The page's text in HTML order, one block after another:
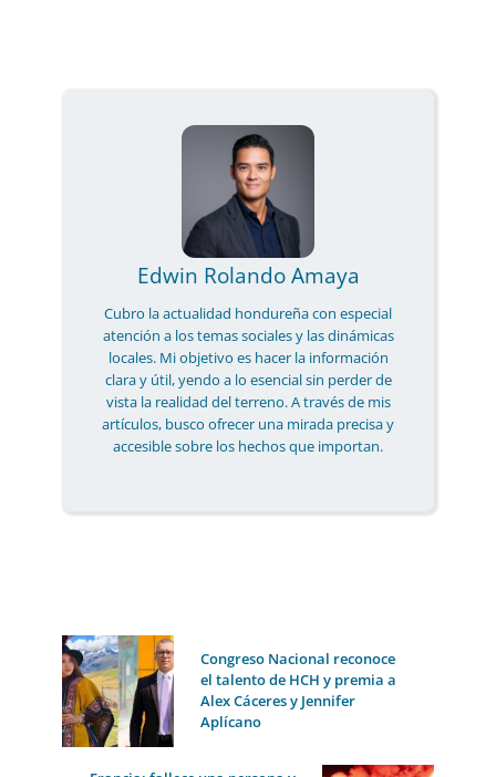
Edwin Rolando Amaya
Cubro la actualidad hondureña con especial
atención a los temas sociales y las dinámicas
locales. Mi objetivo es hacer la información
clara y útil, yendo a lo esencial sin perder de
vista la realidad del terreno. A través de mis
artículos, busco ofrecer una mirada precisa y
accesible sobre los hechos que importan.
Congreso Nacional reconoce
el talento de HCH y premia a
Alex Cáceres y Jennifer
Aplícano